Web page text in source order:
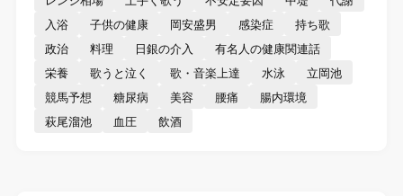
入浴
子供の健康 岡安盛男 感染症
持ち歌
政治
料理 日銀の介入
有名人の健康関連話
栄養
歌うと泣く 歌・音楽上達 水泳
立岡池
競馬予想
糖尿病 美容 腰痛
腸内環境
萩尾溜池
血圧 飲酒